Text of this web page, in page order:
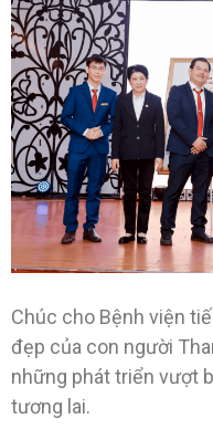
Chúc cho Bệnh viện
đẹp của con người
những phát triển vượt
tương lai.